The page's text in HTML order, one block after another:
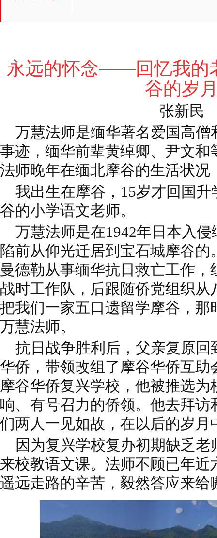
永远的怀念——回忆我的
谷的岁
张新民
万慧法师是缅华著名爱国高僧
事迹，缅华前辈黄绰卿、尹文和
法师晚年在缅北摩谷的生活状况
我出生在摩谷，15岁才回国升
谷的小学语文老师。
万慧法师是在1942年日本入侵
陷前从仰光迁居到宝石城摩谷
曼德勒从事缅华抗日救亡工作
战时工作队，后跟随侨党组织
把我们一家五口遗留学摩谷，那
万慧法师。
抗日战争胜利后，父亲复原回
华侨，带领改组了摩谷华侨互助
摩谷华侨复兴学校，他被推选为
响、有号召力的侨领。他去拜
们两人一见如故，在以后的岁月
因为复兴学校复办初期缺乏老
来校教语文课。法师不顾已年
遥远走路的辛苦，毅然答应来给